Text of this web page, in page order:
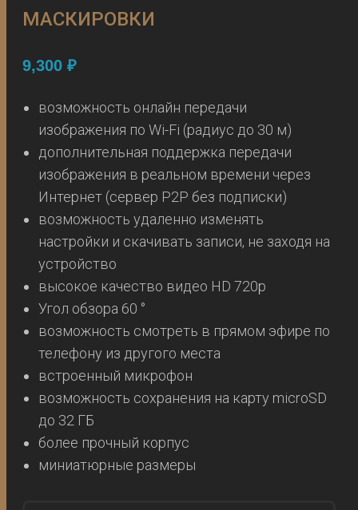
МАСКИРОВКИ
9,300₽
возможность онлайн передачи
изображения по Wi-Fi (радиус до 30 м)
дополнительная поддержка передачи
изображения в реальном времени через
Интернет (сервер P2P без подписки)
возможность удаленно изменять
настройки и скачивать записи, не заходя на
устройство
высокое качество видео HD 720p
Угол обзора 60 °
возможность смотреть в прямом эфире по
телефону из другого места
встроенный микрофон
возможность сохранения на карту microSD
до 32 ГБ
более прочный корпус
миниатюрные размеры